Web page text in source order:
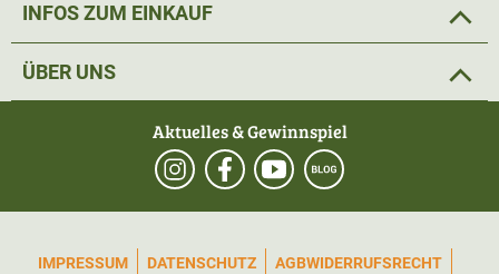
INFOS ZUM EINKAUF
ÜBER UNS
Aktuelles & Gewinnspiel
IMPRESSUM DATENSCHUTZ AGBWIDERRUFSRECHT